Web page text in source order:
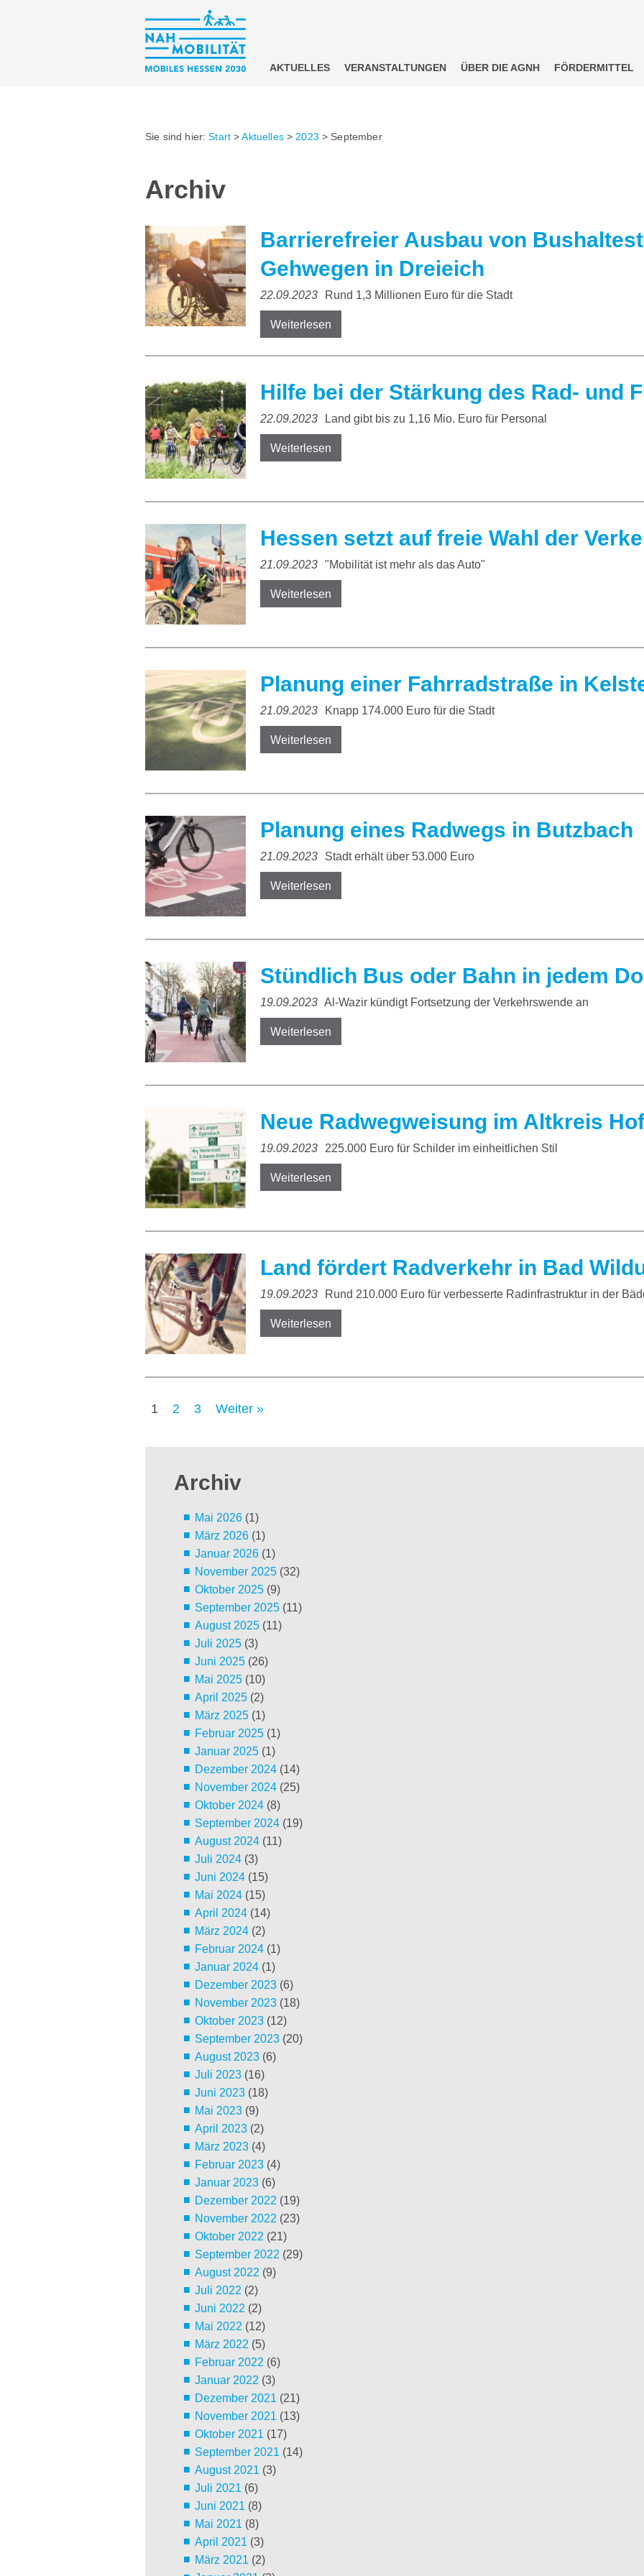
AKTUELLES VERANSTALTUNGEN ÜBER DIE AGNH FÖRDERMITTEL
Sie sind hier:Start >Aktuelles> 2023 > September
Archiv
Barrierefreier Ausbau von
Gehwegen in Dreieich
22.09.2023 Rund 1,3 Millionen Euro für die Stadt
Weiterlesen
Hilfe bei der Stärkung des Rad- und
22.09.2023 Land gibt bis zu 1,16 Mio. Euro für Personal
Weiterlesen
Hessen setzt auf freie Wahl der
21.09.2023 "Mobilität ist mehr als das Auto"
Weiterlesen
Planung einer Fahrradstraße in
21.09.2023 Knapp 174.000 Euro für die Stadt
Weiterlesen
Planung eines Radwegs in Butzbach
21.09.2023 Stadt erhält über 53.000 Euro
Weiterlesen
Stündlich Bus oder Bahn in jedem
19.09.2023 Al-Wazir kündigt Fortsetzung der Verkehrswende an
Weiterlesen
Neue Radwegweisung im Altkreis
19.09.2023 225.000 Euro für Schilder im einheitlichen Stil
Weiterlesen
Land fördert Radverkehr in Bad
19.09.2023 Rund 210.000 Euro für verbesserte Radinfrastruktur in der
Weiterlesen
1 2 3 Weiter »
Archiv
Mai 2026(1)
März 2026(1)
Januar 2026(1)
November 2025(32)
Oktober 2025(9)
September 2025(11)
August 2025(11)
Juli 2025(3)
Juni 2025(26)
Mai 2025(10)
April 2025(2)
März 2025(1)
Februar 2025(1)
Januar 2025(1)
Dezember 2024(14)
November 2024(25)
Oktober 2024(8)
September 2024(19)
August 2024(11)
Juli 2024(3)
Juni 2024(15)
Mai 2024(15)
April 2024(14)
März 2024(2)
Februar 2024(1)
Januar 2024(1)
Dezember 2023(6)
November 2023(18)
Oktober 2023(12)
September 2023(20)
August 2023(6)
Juli 2023(16)
Juni 2023(18)
Mai 2023(9)
April 2023(2)
März 2023(4)
Februar 2023(4)
Januar 2023(6)
Dezember 2022 (19)
November 2022 (23)
Oktober 2022 (21)
September 2022 (29)
August 2022 (9)
Juli 2022 (2)
Juni 2022 (2)
Mai 2022 (12)
März 2022 (5)
Februar 2022 (6)
Januar 2022 (3)
Dezember 2021 (21)
November 2021 (13)
Oktober 2021 (17)
September 2021 (14)
August 2021 (3)
Juli 2021 (6)
Juni 2021 (8)
Mai 2021 (8)
April 2021 (3)
März 2021 (2)